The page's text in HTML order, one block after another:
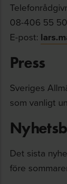
08-406 55
E-post:
Press
Sveriges
som vanligt
Det sista
före